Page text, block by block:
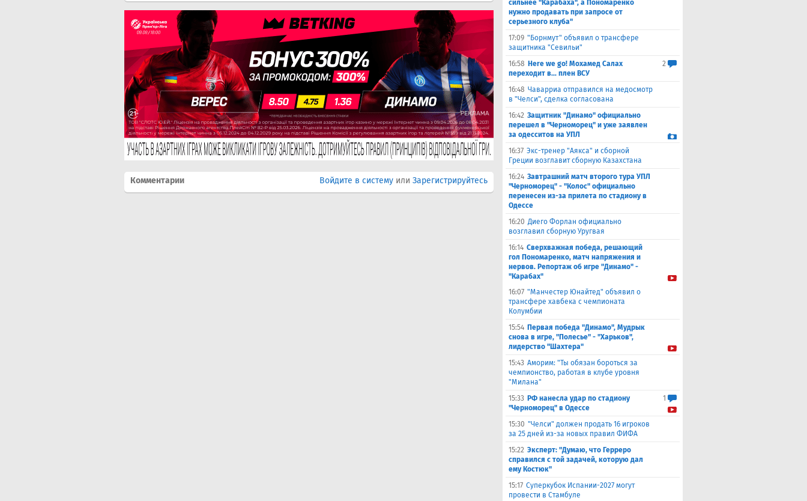
Комментарии Войдите в систему или Зарегистрируйтесь
сильнее "Карабаха", а Пономаренко
нужно продавать при запросе от
серьезного клуба"
17:09 "Борнмут" объявил о трансфере
защитника "Севильи"
16:58 Here we go! Мохамед Салах
переходит в... плен ВСУ
2
16:48 Чаварриа отправился на медосмотр
в "Челси", сделка согласована
16:42 Защитник "Динамо" официально
перешел в "Черноморец" и уже заявлен
за одесситов на УПЛ
16:37 Экс-тренер "Аякса" и сборной
Греции возглавит сборную Казахстана
16:24 Завтрашний матч второго тура УПЛ
"Черноморец" - "Колос" официально
перенесен из-за прилета по стадиону в
Одессе
16:20 Диего Форлан официально
возглавил сборную Уругвая
16:14 Сверхважная победа, решающий
гол Пономаренко, матч напряжения и
нервов. Репортаж об игре "Динамо" -
"Карабах"
16:07 "Манчестер Юнайтед" объявил о
трансфере хавбека с чемпионата
Колумбии
15:54 Первая победа "Динамо", Мудрык
снова в игре, "Полесье" - "Харьков",
лидерство "Шахтера"
15:43 Аморим: "Ты обязан бороться за
чемпионство, работая в клубе уровня
"Милана"
15:33 РФ нанесла удар по стадиону
"Черноморец" в Одессе
1
15:30 "Челси" должен продать 16 игроков
за 25 дней из-за новых правил ФИФА
15:22 Эксперт: "Думаю, что Герреро
справился с той задачей, которую дал
ему Костюк"
15:17 Суперкубок Испании-2027 могут
провести в Стамбуле